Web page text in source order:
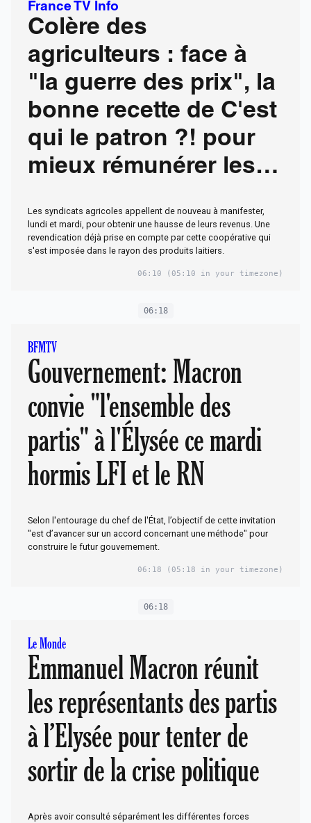
France TV Info
Colère des
agriculteurs : face à
"la guerre des prix", la
bonne recette de C'est
qui le patron ?! pour
mieux rémunérer les
Les syndicats agricoles appellent de nouveau à manifester,
lundi et mardi, pour obtenir une hausse de leurs revenus. Une
revendication déjà prise en compte par cette coopérative qui
s'est imposée dans le rayon des produits laitiers.
06:10 (05:10 in your timezone)
06:18
BFMTV
Gouvernement: Macron
convie "l'ensemble des
partis" à l'Élysée ce mardi
hormis LFI et le RN
Selon l'entourage du chef de l'État, l’objectif de cette invitation
"est d’avancer sur un accord concernant une méthode" pour
construire le futur gouvernement.
06:18 (05:18 in your timezone)
06:18
Le Monde
Emmanuel Macron réunit
les représentants des partis
à l’Elysée pour tenter de
sortir de la crise politique
Après avoir consulté séparément les différentes forces